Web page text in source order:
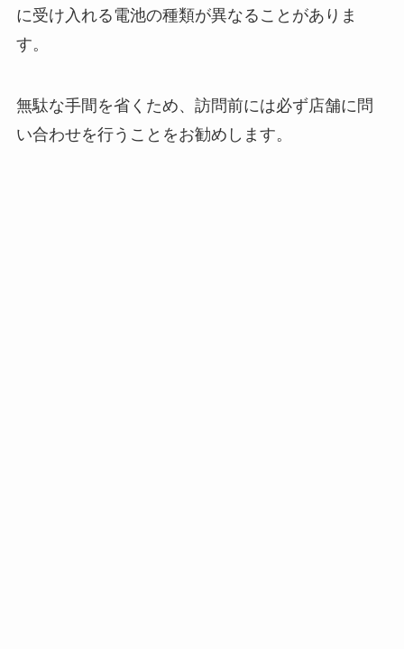
に受け入れる電池の種類が異なることがありま
す。
無駄な手間を省くため、訪問前には必ず店舗に問
い合わせを行うことをお勧めします。